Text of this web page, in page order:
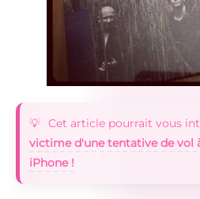
Cet article pourrait vous
victime d'une tentative de vol
iPhone !